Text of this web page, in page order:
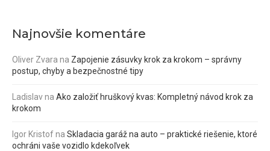
Najnovšie komentáre
Oliver Zvara na Zapojenie zásuvky krok za krokom – správny
postup, chyby a bezpečnostné tipy
Ladislavna Ako založiť hruškový kvas: Kompletný návod krok za
krokom
Igor Kristofna Skladacia garáž na auto – praktické riešenie, ktoré
ochráni vaše vozidlo kdekoľvek